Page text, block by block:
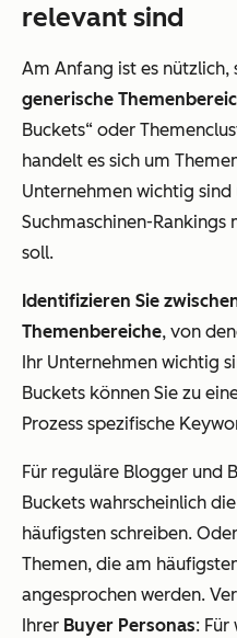
relevant sind
Am Anfang ist es nützlich,
generische
Buckets“ oder
handelt es sich um
Unternehmen wichtig
Suchmaschinen-
soll.
Identifizieren Sie
Themenbereiche, von
Ihr Unternehmen wichtig
Buckets können Sie zu
Prozess spezifische
Für reguläre Blogger und
Buckets wahrscheinlich
häufigsten schreiben.
Themen, die am
angesprochen werden.
Ihrer Buyer Personas: Für